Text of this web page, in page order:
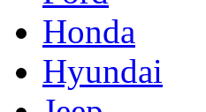
Honda
Hyundai